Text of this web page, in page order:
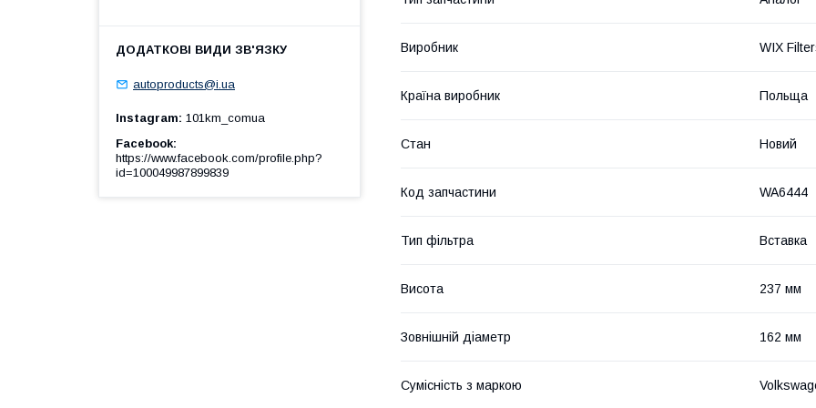
Виробник WIX
Країна виробник Польща
Стан Новий
Код запчастини WA6444
Тип фільтра Вставка
Висота 237 мм
Зовнішній діаметр 162 мм
Сумісність з маркою
autoproducts@i.ua
Instagram 101km_comua
Facebook
https://www.facebook.com/profile.php?
id=100049987899839